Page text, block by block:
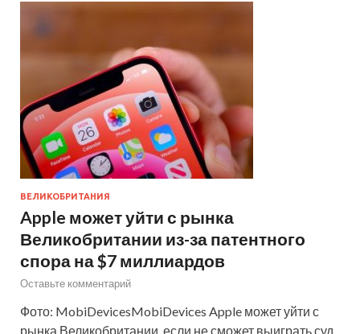
ВЕЛИКОБРИТАНИЯ
Apple может уйти с рынка
Великобритании из-за патентного
спора на $7 миллиардов
Оставьте комментарий
Фото: MobiDevicesMobiDevices Apple может уйти с
рынка Великобритании, если не сможет выиграть суд